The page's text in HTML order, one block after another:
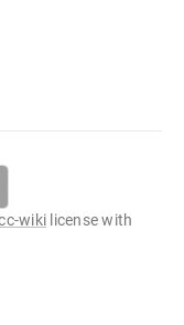
wiki license with